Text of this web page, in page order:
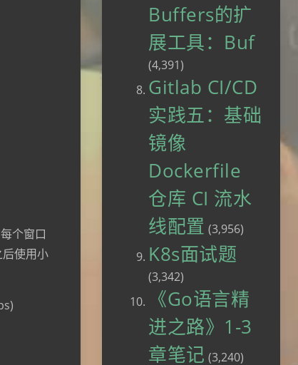
Buffers的扩
展工具：Buf
(4,391)
Gitlab CI/CD
实践五：基础
镜像
Dockerfile
仓库 CI 流水
线配置 (3,956)
K8s面试题
(3,342)
《Go语言精
进之路》1-3
章笔记 (3,240)
个窗口
使用小